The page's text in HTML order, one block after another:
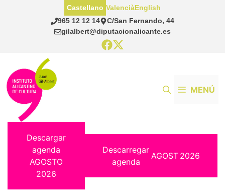
965 12 12 14
C/San Fernando, 44
gilalbert@diputacionalicante.es
Castellano ValenciàEnglish
MENÚ
Descargar
agenda
AGOSTO
2026
Descarregar
agenda
AGOST 2026